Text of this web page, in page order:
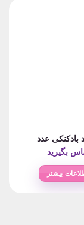
بادکنکی عدد
بگیرید
بیشتر